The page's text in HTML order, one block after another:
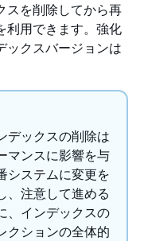
スを削除してから再
利用できます。強化
ックスバージョンは
デックスの削除は
マンスに影響を与
システムに変更を
、注意して進める
、インデックスの
クションの全体的